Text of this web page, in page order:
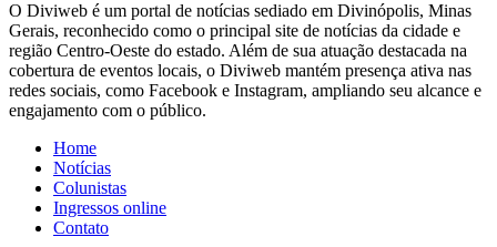
​O Diviweb é um portal de notícias sediado em Divinópolis, Minas
Gerais, reconhecido como o principal site de notícias da cidade e
região Centro-Oeste do estado. Além de sua atuação destacada na
cobertura de eventos locais, o Diviweb mantém presença ativa nas
redes sociais, como Facebook e Instagram, ampliando seu alcance e
engajamento com o público.
Home
Notícias
Colunistas
Ingressos online
Contato